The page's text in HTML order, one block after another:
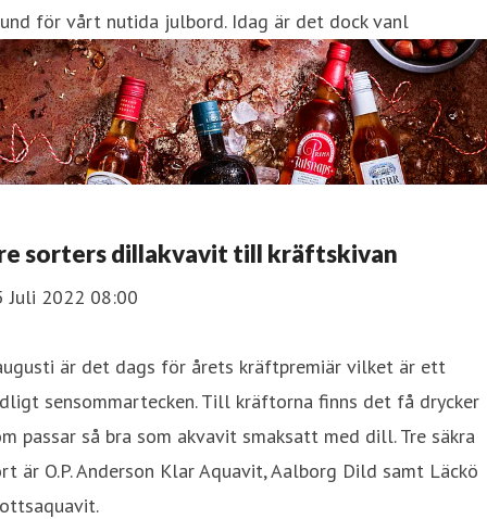
för vårt nutida julbord. Idag är det dock vanl
sorters dillakvavit till kräftskivan
Juli 2022 08:00
är det dags för årets kräftpremiär vilket är ett
sensommartecken. Till kräftorna finns det få drycker
passar så bra som akvavit smaksatt med dill. Tre säkra
är O.P. Anderson Klar Aquavit, Aalborg Dild samt Läckö